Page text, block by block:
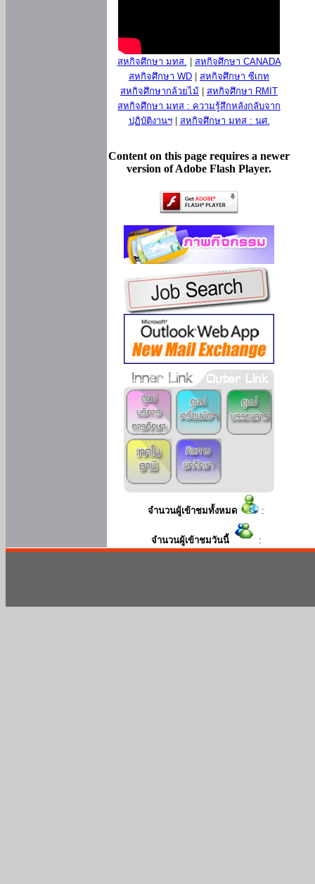
สหกิจศึกษา มทส.
สหกิจศึกษา CANADA
สหกิจศึกษา WD
สหกิจศึกษา ซีเกท
สหกิจศึกษากล้วยไม้
สหกิจศึกษา RMIT
สหกิจศึกษา มทส : ความรู้สึกหลังกลับจาก
ปฏิบัติงานฯ| สหกิจศึกษา มทส : นศ.
Content on this page requires a newer
version of Adobe Flash Player.
จำนวนผู้เข้าชมทั้งหมด :
จำนวนผู้เข้าชมวันนี้ :